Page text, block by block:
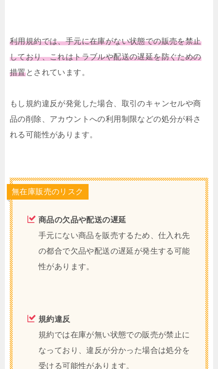
利用規約では、手元に在庫がない状態での販売を禁止
しており、これはトラブルや配送の遅延を防ぐための
措置とされています。
もし規約違反が発覚した場合、取引のキャンセルや商
品の削除、アカウントへの利用制限などの処分が科さ
れる可能性があります。
無在庫販売のリスク
商品の欠品や配送の遅延
手元にない商品を販売するため、仕入れ先
の都合で欠品や配送の遅延が発生する可能
性があります。
規約違反
規約では在庫が無い状態での販売が禁止に
なっており、違反が分かった場合は処分を
受ける可能性があります。